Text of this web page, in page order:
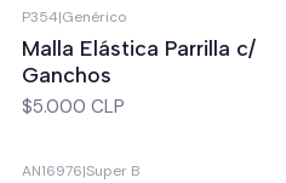
P354|Genérico
Malla Elástica Parrilla c/
Ganchos
$5.000 CLP
AN16976|Super B